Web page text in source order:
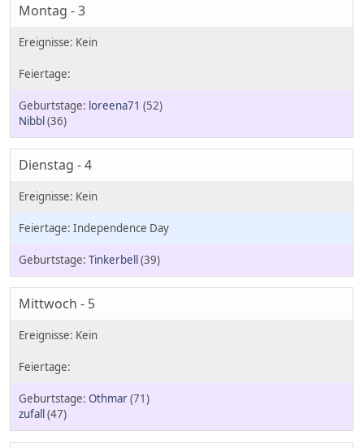
Montag - 3
loreena71 (52)
Nibbl(36)
Dienstag - 4
Independence Day
Tinkerbell(39)
Mittwoch - 5
Othmar(71)
zufall (47)